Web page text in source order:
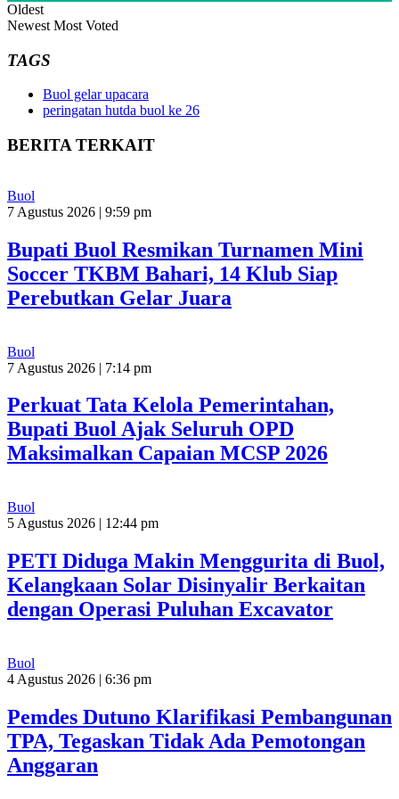
Oldest
Newest Most Voted
TAGS
Buol gelar upacara
peringatan hutda buol ke 26
BERITA TERKAIT
Buol
7 Agustus 2026 | 9:59 pm
Bupati Buol Resmikan Turnamen Mini
Soccer TKBM Bahari, 14 Klub Siap
Perebutkan Gelar Juara
Buol
7 Agustus 2026 | 7:14 pm
Perkuat Tata Kelola Pemerintahan,
Bupati Buol Ajak Seluruh OPD
Maksimalkan Capaian MCSP 2026
Buol
5 Agustus 2026 | 12:44 pm
PETI Diduga Makin Menggurita di Buol,
Kelangkaan Solar Disinyalir Berkaitan
dengan Operasi Puluhan Excavator
Buol
4 Agustus 2026 | 6:36 pm
Pemdes Dutuno Klarifikasi Pembangunan
TPA, Tegaskan Tidak Ada Pemotongan
Anggaran